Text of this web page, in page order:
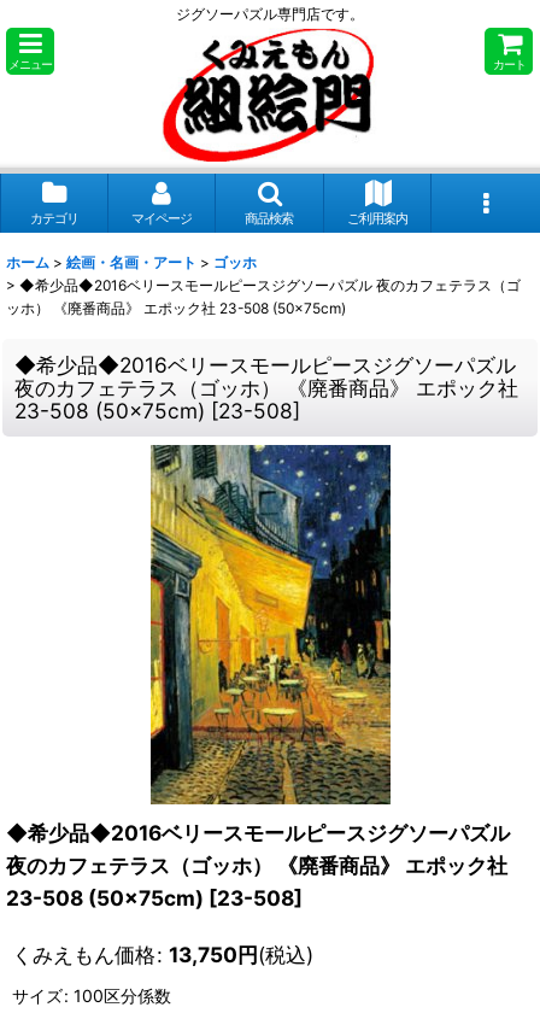
ジグソーパズル専門店です。
メニュー カート
カテゴリ マイページ 商品検索 ご利用案内
ホーム > 絵画・名画・アート > ゴッホ
> ◆希少品◆2016ベリースモールピースジグソーパズル 夜のカフェテラス（ゴ
ッホ） 《廃番商品》 エポック社 23-508 (50×75cm)
◆希少品◆2016ベリースモールピースジグソーパズル
夜のカフェテラス（ゴッホ） 《廃番商品》 エポック社
23-508 (50×75cm) [23-508]
◆希少品◆2016ベリースモールピースジグソーパズル
夜のカフェテラス（ゴッホ） 《廃番商品》 エポック社
23-508 (50×75cm) [23-508]
くみえもん価格: 13,750円(税込)
サイズ: 100区分係数